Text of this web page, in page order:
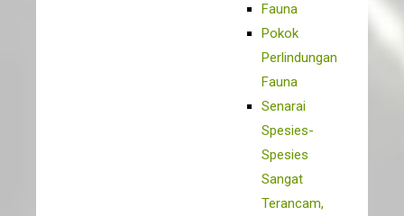
Fauna
Pokok
Perlindungan
Fauna
Senarai
Spesies-
Spesies
Sangat
Terancam,